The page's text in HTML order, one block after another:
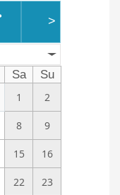
>
Sa
Su
1
2
8 9
15 16
22 23